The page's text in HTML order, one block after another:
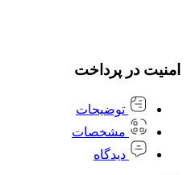
امنیت در پرداخت
توضیحات
مشخصات
دیدگاه